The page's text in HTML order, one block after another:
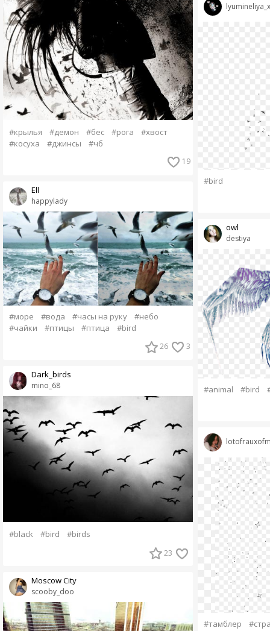
#крылья #демон #бес #рога
#хвост
#косуха
#джинсы #чб
19
happylady
Ell
#море #вода #часы на руку
#небо
#чайки
#птицы #птица #bird
26 3
mino_68
Dаrk_birds
#black #bird #birds
23
scooby_doo
Moscow City
#bird
destiya
owl
#animal #bird
#тамблер